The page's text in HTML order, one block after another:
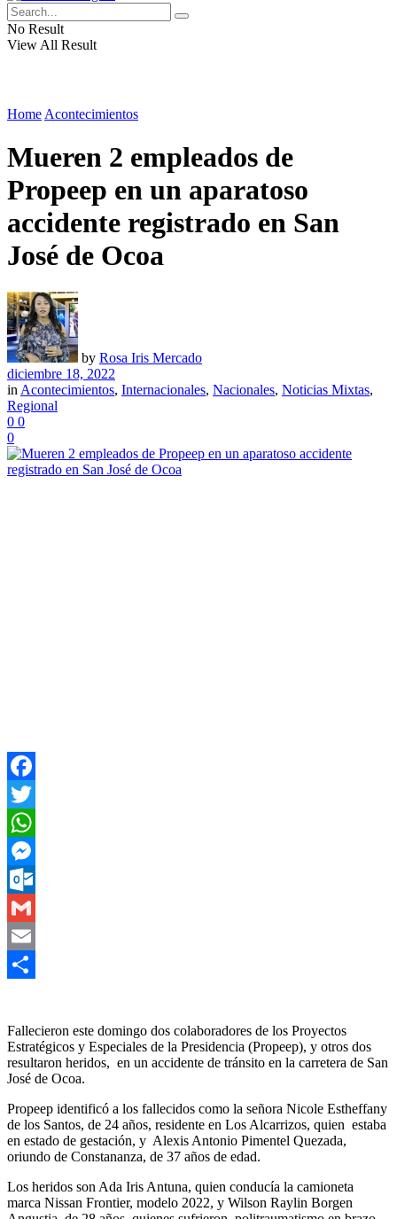
No Result
View All Result
Home Acontecimientos
Mueren 2 empleados de
Propeep en un aparatoso
accidente registrado en San
José de Ocoa
by Rosa Iris Mercado
diciembre 18, 2022
in Acontecimientos, Internacionales, Nacionales, Noticias Mixtas,
Regional
0 0
0
Facebook
Twitter
WhatsApp
Messenger
Outlook.com
Gmail
Email
Fallecieron este domingo dos colaboradores de los Proyectos
Estratégicos y Especiales de la Presidencia (Propeep), y otros dos
resultaron heridos, en un accidente de tránsito en la carretera de San
José de Ocoa.
Propeep identificó a los fallecidos como la señora Nicole Estheffany
de los Santos, de 24 años, residente en Los Alcarrizos, quien estaba
en estado de gestación, y Alexis Antonio Pimentel Quezada,
oriundo de Constananza, de 37 años de edad.
Los heridos son Ada Iris Antuna, quien conducía la camioneta
marca Nissan Frontier, modelo 2022, y Wilson Raylin Borgen